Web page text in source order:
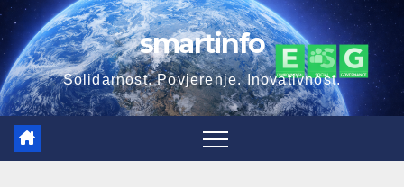
Skip
to
content
smartinfo
Solidarnost. Povjerenje. Inovativnost.